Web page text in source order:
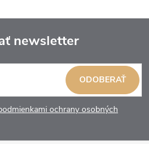
newsletter
ochrany osobných
ODOBERAŤ